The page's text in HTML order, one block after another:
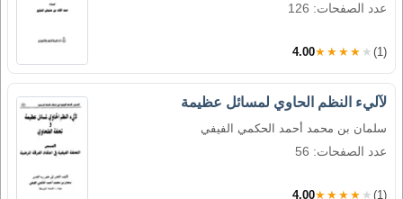
عدد الصفحات: 126
4.00★★★★★ (1)
لآليء النظم الحاوي لمسائل عظيمة
سلمان بن محمد أحمد الحكمي الفيفي
عدد الصفحات: 56
4.00★★★★★ (1)